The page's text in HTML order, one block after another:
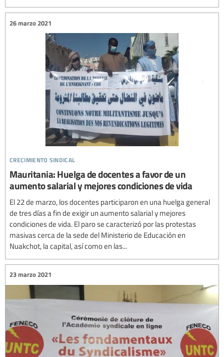
crecimiento sindical
26 marzo 2021
Mauritania: Huelga de docentes a favor de un
aumento salarial y mejores condiciones de vida
El 22 de marzo, los docentes participaron en una huelga general
de tres días a fin de exigir un aumento salarial y mejores
condiciones de vida. El paro se caracterizó por las protestas
masivas cerca de la sede del Ministerio de Educación en
Nuakchot, la capital, así como en las...
23 marzo 2021